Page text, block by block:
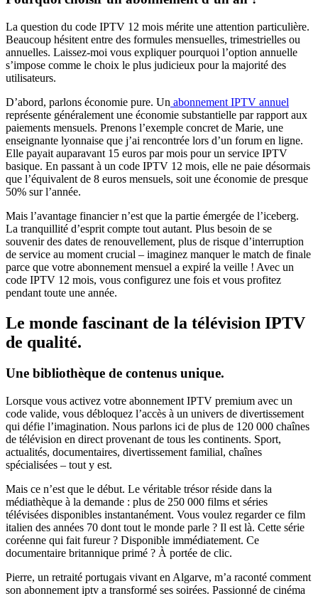
La question du code IPTV 12 mois mérite une attention particulière.
Beaucoup hésitent entre des formules mensuelles, trimestrielles ou
annuelles. Laissez-moi vous expliquer pourquoi l’option annuelle
s’impose comme le choix le plus judicieux pour la majorité des
utilisateurs.
D’abord, parlons économie pure. Un abonnement IPTV annuel
représente généralement une économie substantielle par rapport aux
paiements mensuels. Prenons l’exemple concret de Marie, une
enseignante lyonnaise que j’ai rencontrée lors d’un forum en ligne.
Elle payait auparavant 15 euros par mois pour un service IPTV
basique. En passant à un code IPTV 12 mois, elle ne paie désormais
que l’équivalent de 8 euros mensuels, soit une économie de presque
50% sur l’année.
Mais l’avantage financier n’est que la partie émergée de l’iceberg.
La tranquillité d’esprit compte tout autant. Plus besoin de se
souvenir des dates de renouvellement, plus de risque d’interruption
de service au moment crucial – imaginez manquer le match de finale
parce que votre abonnement mensuel a expiré la veille ! Avec un
code IPTV 12 mois, vous configurez une fois et vous profitez
pendant toute une année.
Le monde fascinant de la télévision IPTV
de qualité.
Une bibliothèque de contenus unique.
Lorsque vous activez votre abonnement IPTV premium avec un
code valide, vous débloquez l’accès à un univers de divertissement
qui défie l’imagination. Nous parlons ici de plus de 120 000 chaînes
de télévision en direct provenant de tous les continents. Sport,
actualités, documentaires, divertissement familial, chaînes
spécialisées – tout y est.
Mais ce n’est que le début. Le véritable trésor réside dans la
médiathèque à la demande : plus de 250 000 films et séries
télévisées disponibles instantanément. Vous voulez regarder ce film
italien des années 70 dont tout le monde parle ? Il est là. Cette série
coréenne qui fait fureur ? Disponible immédiatement. Ce
documentaire britannique primé ? À portée de clic.
Pierre, un retraité portugais vivant en Algarve, m’a raconté comment
son abonnement iptv a transformé ses soirées. Passionné de cinéma